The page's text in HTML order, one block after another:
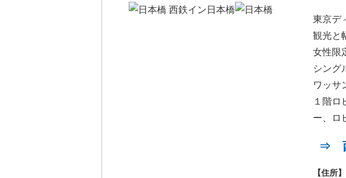
東京デ
観光と
女性限
シング
ワッサ
１階ロ
ー、ロ
⇒ 西
【住所】